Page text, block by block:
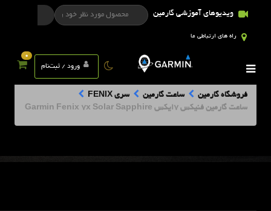
ویدیوهای آموزشی گارمین
راه های ارتباطی ما
ورود / ثبت‌نام
0
فروشگاه گارمین ساعت گارمین
سری FENIX
ساعت گارمین فنیکس 7ایکس Garmin Fenix 7x Solar Sapphire